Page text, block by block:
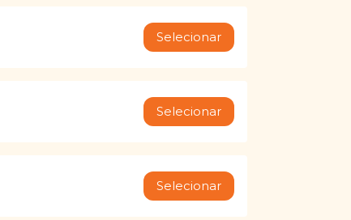
Selecionar
Selecionar
Selecionar